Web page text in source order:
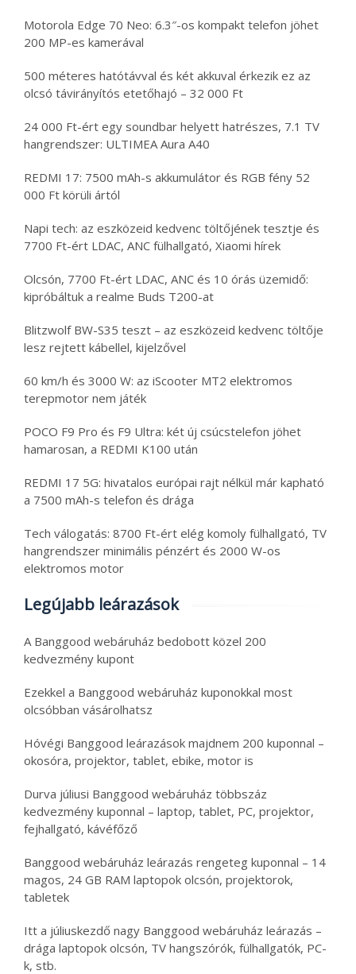
Motorola Edge 70 Neo: 6.3″-os kompakt telefon jöhet
200 MP-es kamerával
500 méteres hatótávval és két akkuval érkezik ez az
olcsó távirányítós etetőhajó – 32 000 Ft
24 000 Ft-ért egy soundbar helyett hatrészes, 7.1 TV
hangrendszer: ULTIMEA Aura A40
REDMI 17: 7500 mAh-s akkumulátor és RGB fény 52
000 Ft körüli ártól
Napi tech: az eszközeid kedvenc töltőjének tesztje és
7700 Ft-ért LDAC, ANC fülhallgató, Xiaomi hírek
Olcsón, 7700 Ft-ért LDAC, ANC és 10 órás üzemidő:
kipróbáltuk a realme Buds T200-at
Blitzwolf BW-S35 teszt – az eszközeid kedvenc töltője
lesz rejtett kábellel, kijelzővel
60 km/h és 3000 W: az iScooter MT2 elektromos
terepmotor nem játék
POCO F9 Pro és F9 Ultra: két új csúcstelefon jöhet
hamarosan, a REDMI K100 után
REDMI 17 5G: hivatalos európai rajt nélkül már kapható
a 7500 mAh-s telefon és drága
Tech válogatás: 8700 Ft-ért elég komoly fülhallgató, TV
hangrendszer minimális pénzért és 2000 W-os
elektromos motor
Legújabb leárazások
A Banggood webáruház bedobott közel 200
kedvezmény kupont
Ezekkel a Banggood webáruház kuponokkal most
olcsóbban vásárolhatsz
Hóvégi Banggood leárazások majdnem 200 kuponnal –
okosóra, projektor, tablet, ebike, motor is
Durva júliusi Banggood webáruház többszáz
kedvezmény kuponnal – laptop, tablet, PC, projektor,
fejhallgató, kávéfőző
Banggood webáruház leárazás rengeteg kuponnal – 14
magos, 24 GB RAM laptopok olcsón, projektorok,
tabletek
Itt a júliuskezdő nagy Banggood webáruház leárazás –
drága laptopok olcsón, TV hangszórók, fülhallgatók, PC-
k, stb.